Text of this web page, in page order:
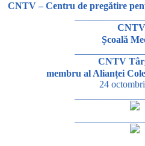
CNTV – Centru de pregătire
Școală
CNTV
membru al Alianței
24